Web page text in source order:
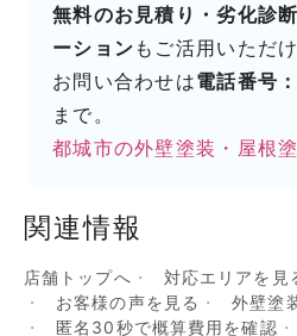
無料のお見積り・劣化診
ーション もご活用いただ
お問い合わせは電話番
まで。
都城市の外壁塗装・屋根
関連情報
店舗トップへ 対応エリアを見
お客様の声を見る
外壁塗
匿名30秒で概算費用を確認